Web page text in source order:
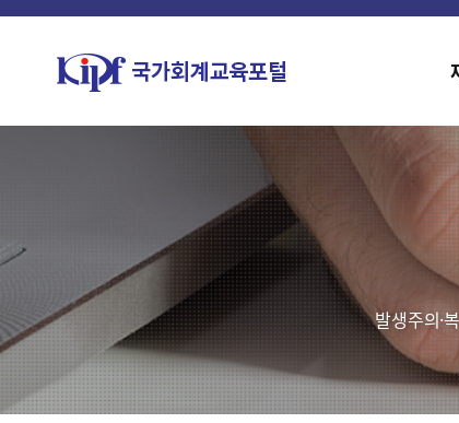
발생주의·